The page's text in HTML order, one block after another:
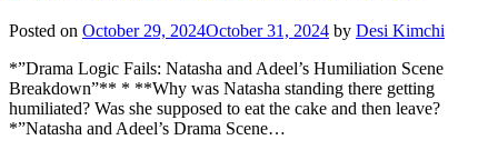
Posted on October 29, 2024October 31, 2024 by Desi Kimchi
*”Drama Logic Fails: Natasha and Adeel’s Humiliation Scene
Breakdown”** * **Why was Natasha standing there getting
humiliated? Was she supposed to eat the cake and then leave?
*”Natasha and Adeel’s Drama Scene…